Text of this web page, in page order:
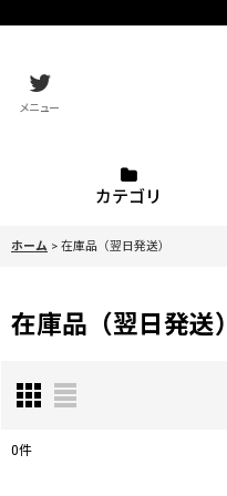
メニュー
カテゴリ
ホーム > 在庫品（翌日発送）
在庫品（翌日発送）
0件